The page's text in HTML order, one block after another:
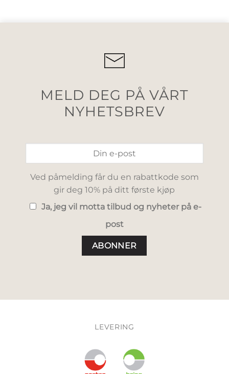
MELD DEG PÅ VÅRT
NYHETSBREV
Ved påmelding får du en rabattkode som
gir deg 10% på ditt første kjøp
Ja, jeg vil motta tilbud og nyheter på e-
post
LEVERING